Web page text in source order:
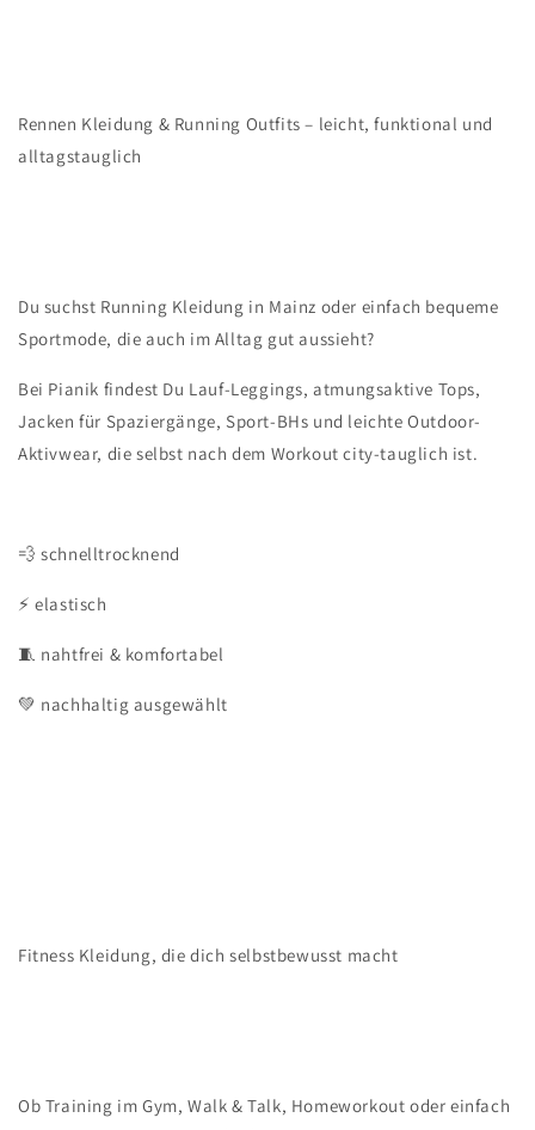
Rennen Kleidung & Running Outfits – leicht, funktional und
alltagstauglich
Du suchst Running Kleidung in Mainz oder einfach bequeme
Sportmode, die auch im Alltag gut aussieht?
Bei Pianik findest Du Lauf-Leggings, atmungsaktive Tops,
Jacken für Spaziergänge, Sport-BHs und leichte Outdoor-
Aktivwear, die selbst nach dem Workout city-tauglich ist.
💨 schnelltrocknend
⚡ elastisch
🧵 nahtfrei & komfortabel
💚 nachhaltig ausgewählt
Fitness Kleidung, die dich selbstbewusst macht
Ob Training im Gym, Walk & Talk, Homeworkout oder einfach